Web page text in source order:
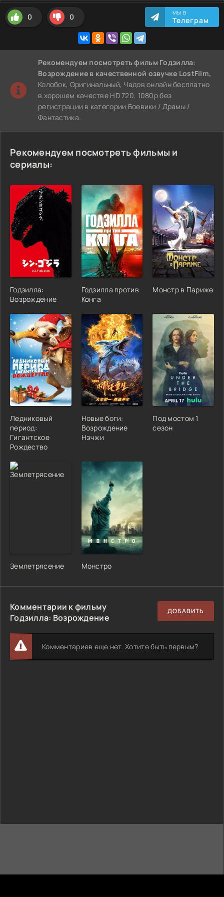
0 0 МЫ В
Телеграм
Рекомендуем посмотреть фильм Годзилла:
Возрождение в качественной озвучке LostFilm,
Колобок, Оригинальный, Чадов онлайн бесплатно
в хорошем качестве HD 720, 1080p без
регистрации в категории Боевики / Драмы /
Фантастика.
Рекомендуем посмотреть фильмы и
сериалы:
Годзилла:
Возрождение
Годзилла против
Конга
Монстр в Париже
Ледниковый
период:
Гигантское
Рождество
Новые боги:
Возрождение
Нэчжи
Под мостом 1
сезон
Землетрясение Монстро
Комментарии к фильму
Годзилла: Возрождение
ДОБАВИТЬ
Комментариев еще нет. Хотите быть первым?